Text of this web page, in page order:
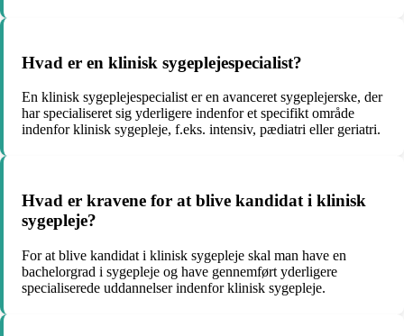
Hvad er en klinisk sygeplejespecialist?
En klinisk sygeplejespecialist er en avanceret sygeplejerske, der
har specialiseret sig yderligere indenfor et specifikt område
indenfor klinisk sygepleje, f.eks. intensiv, pædiatri eller geriatri.
Hvad er kravene for at blive kandidat i klinisk
sygepleje?
For at blive kandidat i klinisk sygepleje skal man have en
bachelorgrad i sygepleje og have gennemført yderligere
specialiserede uddannelser indenfor klinisk sygepleje.